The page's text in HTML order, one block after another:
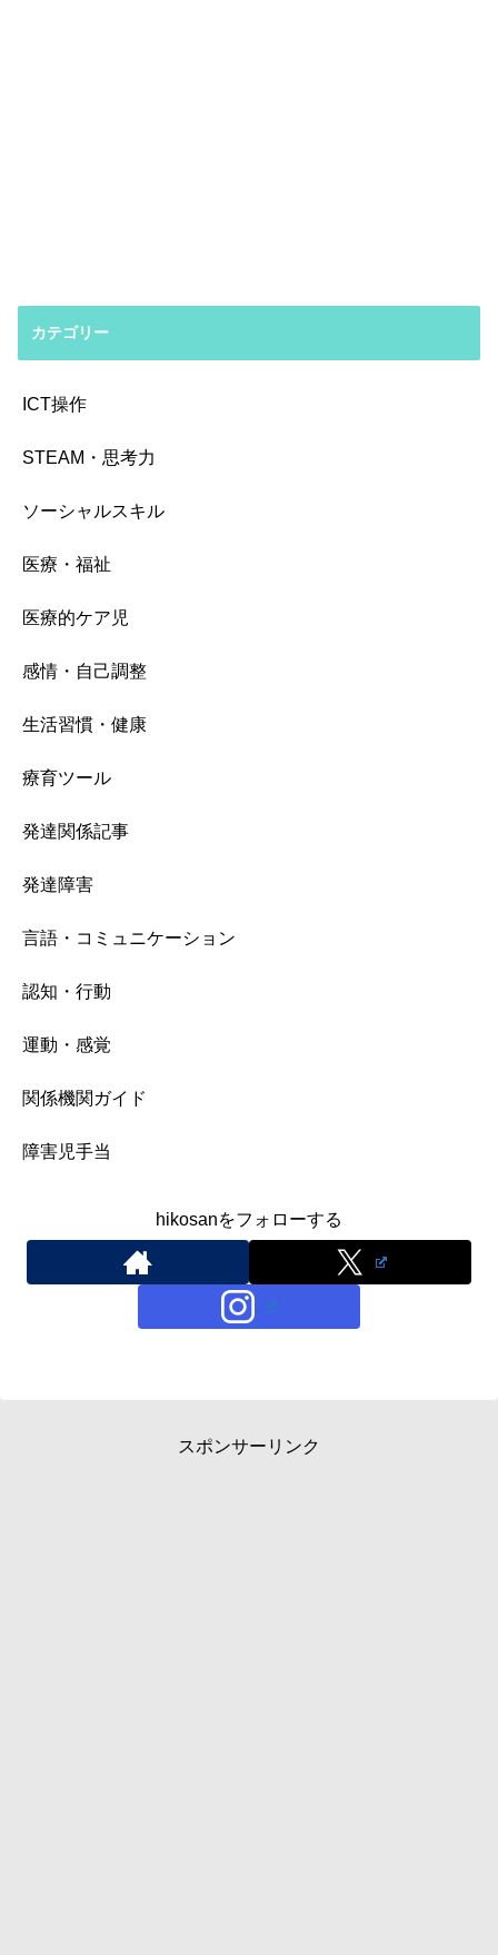
カテゴリー
ICT操作
STEAM・思考力
ソーシャルスキル
医療・福祉
医療的ケア児
感情・自己調整
生活習慣・健康
療育ツール
発達関係記事
発達障害
言語・コミュニケーション
認知・行動
運動・感覚
関係機関ガイド
障害児手当
hikosanをフォローする
スポンサーリンク